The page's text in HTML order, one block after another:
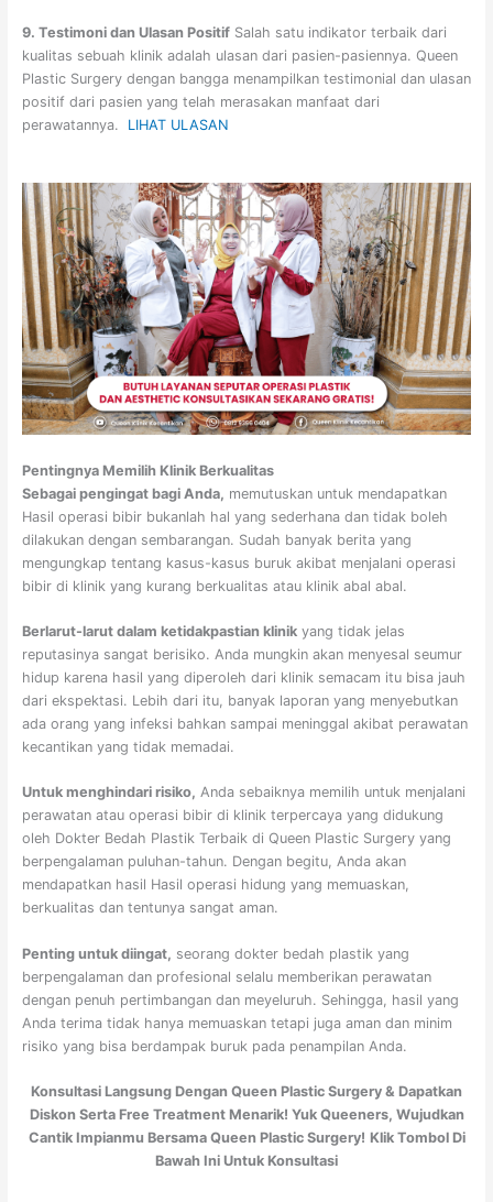
9. Testimoni dan Ulasan PositifSalah satu indikator terbaik dari
kualitas sebuah klinik adalah ulasan dari pasien-pasiennya. Queen
Plastic Surgery dengan bangga menampilkan testimonial dan ulasan
positif dari pasien yang telah merasakan manfaat dari
perawatannya. LIHAT ULASAN
Pentingnya Memilih Klinik Berkualitas
Sebagai pengingat bagi Anda, memutuskan untuk mendapatkan
Hasil operasi bibir bukanlah hal yang sederhana dan tidak boleh
dilakukan dengan sembarangan. Sudah banyak berita yang
mengungkap tentang kasus-kasus buruk akibat menjalani operasi
bibir di klinik yang kurang berkualitas atau klinik abal abal.
Berlarut-larut dalam ketidakpastian klinikyang tidak jelas
reputasinya sangat berisiko. Anda mungkin akan menyesal seumur
hidup karena hasil yang diperoleh dari klinik semacam itu bisa jauh
dari ekspektasi. Lebih dari itu, banyak laporan yang menyebutkan
ada orang yang infeksi bahkan sampai meninggal akibat perawatan
kecantikan yang tidak memadai.
Untuk menghindari risiko, Anda sebaiknya memilih untuk menjalani
perawatan atau operasi bibir di klinik terpercaya yang didukung
oleh Dokter Bedah Plastik Terbaik di Queen Plastic Surgery yang
berpengalaman puluhan-tahun. Dengan begitu, Anda akan
mendapatkan hasil Hasil operasi hidung yang memuaskan,
berkualitas dan tentunya sangat aman.
Penting untuk diingat, seorang dokter bedah plastik yang
berpengalaman dan profesional selalu memberikan perawatan
dengan penuh pertimbangan dan meyeluruh. Sehingga, hasil yang
Anda terima tidak hanya memuaskan tetapi juga aman dan minim
risiko yang bisa berdampak buruk pada penampilan Anda.
Konsultasi Langsung Dengan Queen Plastic Surgery & Dapatkan
Diskon Serta Free Treatment Menarik! Yuk Queeners, Wujudkan
Cantik Impianmu Bersama Queen Plastic Surgery! Klik Tombol Di
Bawah Ini Untuk Konsultasi